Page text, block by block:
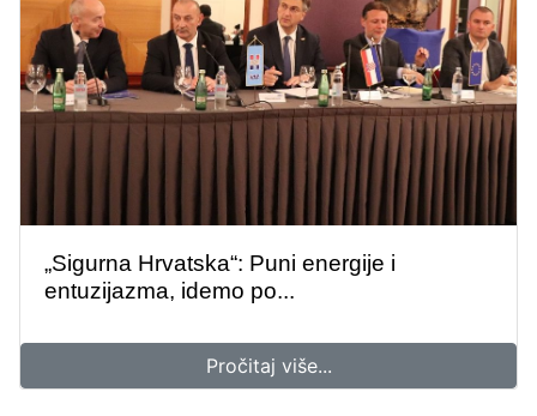
„Sigurna Hrvatska“: Puni energije i
entuzijazma, idemo po...
Pročitaj više...